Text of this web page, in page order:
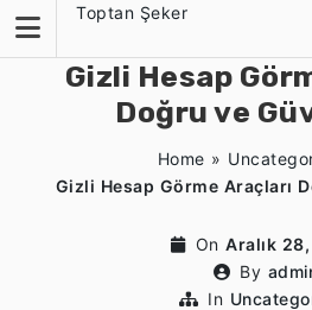
content
Toptan Şeker
Gizli Hesap
Doğru ve
Home »
Gizli Hesap Görme Araçları
On Aralık
By
In